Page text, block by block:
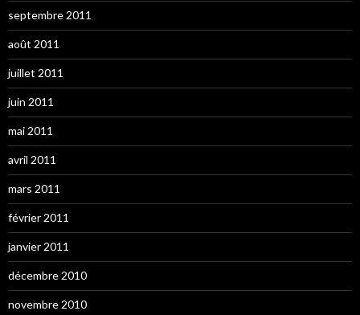
septembre 2011
août 2011
juillet 2011
juin 2011
mai 2011
avril 2011
mars 2011
février 2011
janvier 2011
décembre 2010
novembre 2010